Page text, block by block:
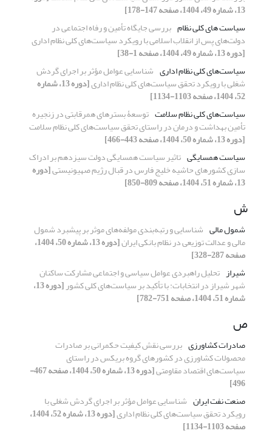
13، شماره 49، 1404، صفحه 147-178]
سیاست های کلی نظام بررسی جایگاه تأمین و رفاه اجتماعی در
دولت‌های پس از انقلاب اسلامی با رویکرد سیاست‌های کلی نظام اداری
[دوره 13، شماره 49، 1404، صفحه 1-38]
سیاست‌های کلی نظام اداری شناسایی عوامل مؤثر بر اجرای گردش
شغلی با رویکرد تحقق سیاست‌های کلی نظام اداری [دوره 13، شماره
52، 1404، صفحه 1103-1134]
سیاست‌های کلی نظام سلامت توسعۀ بسترهای همرقابتی در زنجیره
تأمین بهداشت و درمان در راستای تحقق سیاست‌های کلی نظام سلامت
[دوره 13، شماره 50، 1404، صفحه 443-466]
سیاست همسایگی تاثیر سیاست همسایگی دولت سیزدهم بر ادراک
سازی کشورهای حاشیه خلیج فارس در قبال رژیم صهیونیستی[دوره
13، شماره 51، 1404، صفحه 809-850]
ش
شمول مالی شناسایی و رتبه‌بندی مولفه‌های موثر بر پیشبرد شمول
مالی و عدالت توزیعی در نظام بانکی ایران [دوره 13، شماره 50، 1404،
صفحه 287-328]
شیراز تحلیل راهبردی عوامل سیاسی و اجتماعی مشارکت ساکنان
شهر شیراز در انتخابات: با تأکید بر سیاست‌های کلی کشور [دوره 13،
شماره 51، 1404، صفحه 751-782]
ص
صادرات کشاورزی بررسی نقش کیفیت حکمرانی بر صادرات
محصولات کشاورزی در کشورهای گروه بریکس در راستای
سیاست‌های اقتصاد مقاومتی [دوره 13، شماره 50، 1404، صفحه 467-
496]
صنعت نفت ایران شناسایی عوامل مؤثر بر اجرای گردش شغلی با
رویکرد تحقق سیاست‌های کلی نظام اداری [دوره 13، شماره 52، 1404،
صفحه 1103-1134]